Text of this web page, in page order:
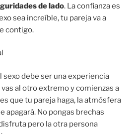
de lado. La confianza es
sea increíble, tu pareja va a
contigo.
sexo debe ser una experiencia
al otro extremo y comienzas a
que tu pareja haga, la atmósfera
apagará. No pongas brechas
pero la otra persona